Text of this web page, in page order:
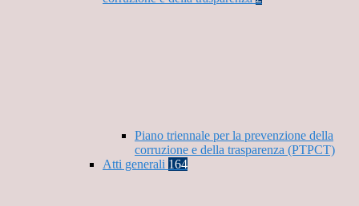
Piano triennale per la prevenzione della
corruzione e della trasparenza (PTPCT)
Atti generali 164